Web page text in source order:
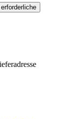
erforderliche